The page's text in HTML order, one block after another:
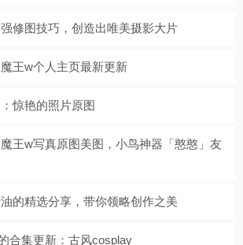
修图技巧，创造出唯美摄影大片
王w个人主页最新更新
惊艳的照片原图
魔王w写真原图美图，小鸟神器「憨憨」友
的精选分享，带你领略创作之美
合集更新：古风cosplay